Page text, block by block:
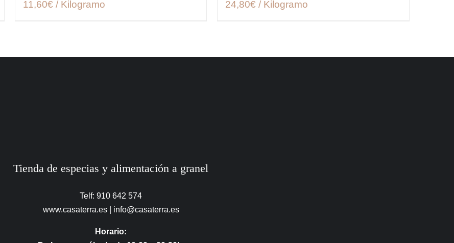
11,60€ / Kilogramo 24,80€ / Kilogramo
Tienda de especias y alimentación a granel
Telf: 910 642 574
www.casaterra.es| info@casaterra.es
Horario: